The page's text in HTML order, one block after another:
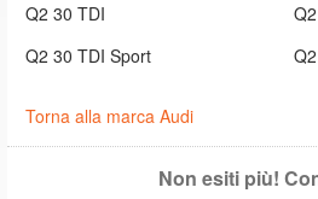
Q2 30 TDI
Q2 30 TDI Sport
Torna alla marca Audi
Non esiti più!